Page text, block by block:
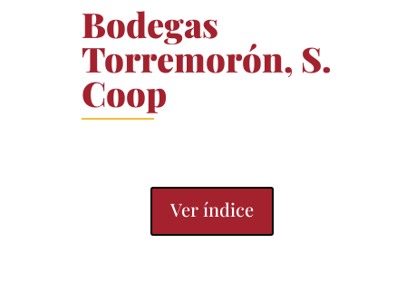
Bodegas
Torremorón, S.
Coop
Ver índice